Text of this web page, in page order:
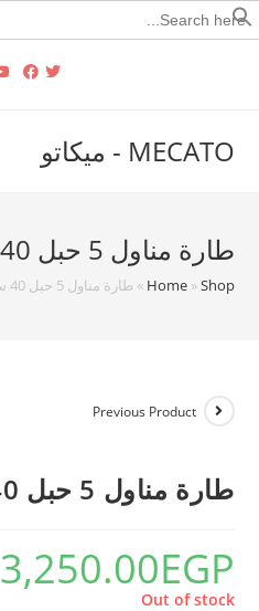
Search
for:
MECATO - ميكاتو
طارة مناول 5 حبل 40 سم
Home»Shop
» طارة مناول 5 حبل 40 سم
Previous Product
طارة مناول 5 حبل 40 سم
3,250.00EGP
Out of stock